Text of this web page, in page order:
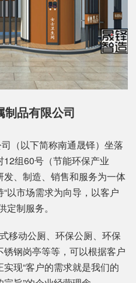
制品有限公司
（以下简称南通晟铎）坐落
组60号（节能环保产业
、制造、销售和服务为一体
以市场需求为向导，以客户
定制服务。
动公厕、环保公厕、环保
钢岗亭等等，可以根据客户
现“客户的需求就是我们的